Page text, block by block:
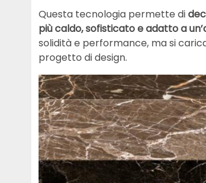
Questa tecnologia permette di
più caldo, sofisticato e adatto a
solidità e performance, ma si
progetto di design.